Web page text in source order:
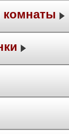
комнаты